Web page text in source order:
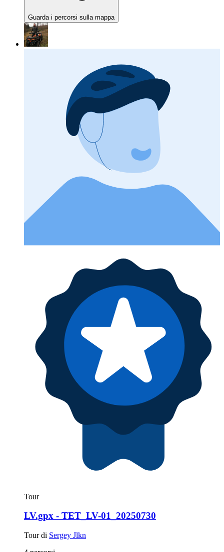
Guarda i percorsi sulla mappa
Tour
LV.gpx - TET_LV-01_20250730
Tour di Sergey Jlkn